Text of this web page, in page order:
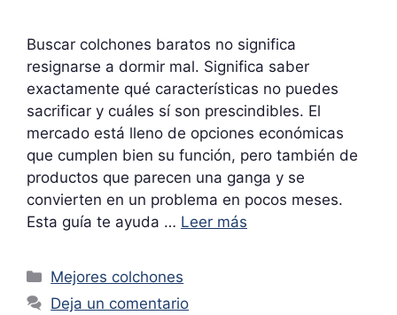
Buscar colchones baratos no significa
resignarse a dormir mal. Significa saber
exactamente qué características no puedes
sacrificar y cuáles sí son prescindibles. El
mercado está lleno de opciones económicas
que cumplen bien su función, pero también de
productos que parecen una ganga y se
convierten en un problema en pocos meses.
Esta guía te ayuda … Leer más
Categorías
Mejores colchones
Deja un comentario